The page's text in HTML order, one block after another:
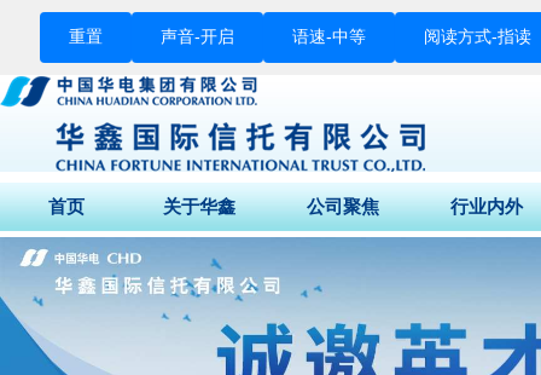
重置 声音-开启 语速-中等 阅读方式-指读
首页 关于华鑫
公司介绍
公司荣誉
公司聚焦
媒体关注
行业内外
征信专栏